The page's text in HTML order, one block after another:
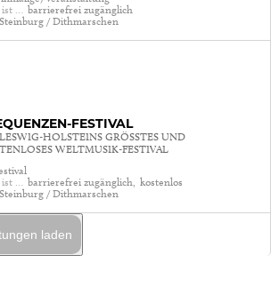
ist … barrierefrei zugänglich
/ Dithmarschen
FESTIVAL
HOLSTEINS GRÖSSTES UND K
WELTMUSIK-FESTIVAL
ist … barrierefrei zugänglich, kostenlos
/ Dithmarschen
laden